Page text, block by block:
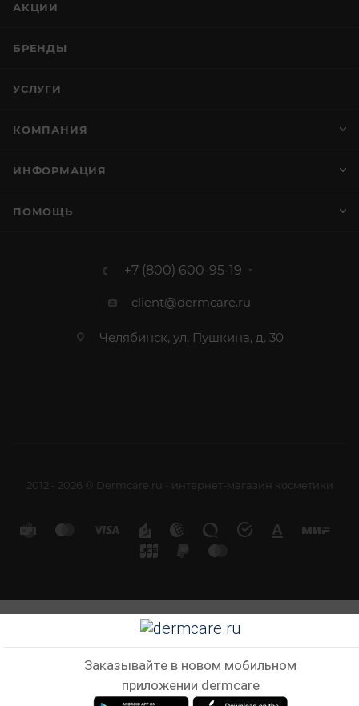
АКЦИИ
БРЕНДЫ
УСЛУГИ
КОМПАНИЯ
ИНФОРМАЦИЯ
ПОМОЩЬ
+7 (800) 600-95-19
client@dermcare.ru
Челябинск, ул. Пушкина, д. 30
2012 - 2026 © Dermcare.ru - интернет-магазин косметики
Заказывайте в новом мобильном
приложении dermcare